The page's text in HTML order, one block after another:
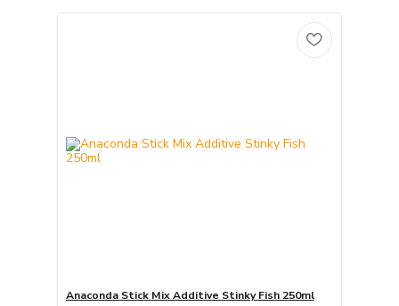
Anaconda Stick Mix Additive Stinky Fish 250ml